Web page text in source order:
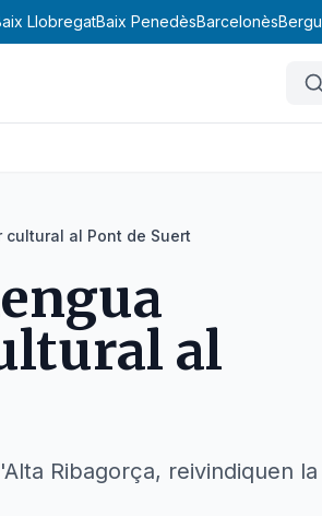
LlobregatBaix PenedèsBarcelonès
al Pont de Suert
al
Ribagorça, reivindiquen la